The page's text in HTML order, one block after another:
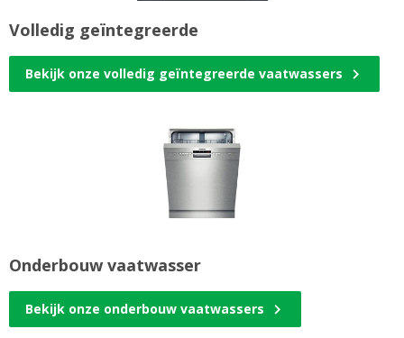
Volledig geïntegreerde
Bekijk onze volledig geïntegreerde vaatwassers
Onderbouw vaatwasser
Bekijk onze onderbouw vaatwassers